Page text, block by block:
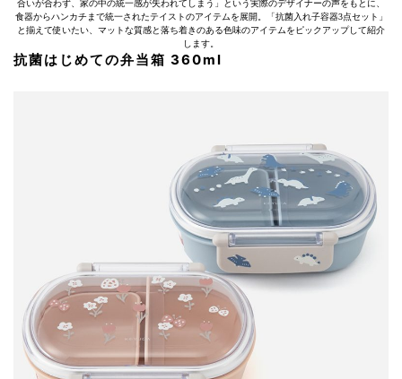
合いが合わず、家の中の統一感が失われてしまう」という実際のデザイナーの声をもとに、
食器からハンカチまで統一されたテイストのアイテムを展開。「抗菌入れ子容器3点セット」
と揃えて使いたい、マットな質感と落ち着きのある色味のアイテムをピックアップして紹介
します。
抗菌はじめての弁当箱 360ml